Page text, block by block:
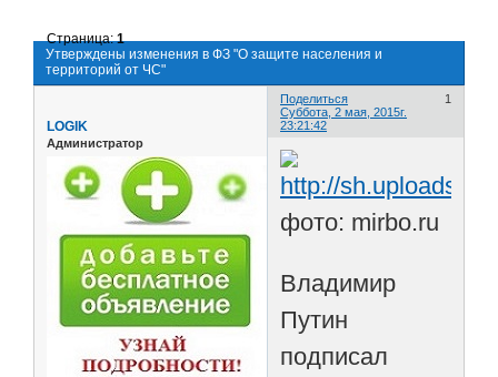
Утверждены изменения в ФЗ "О защите населения и
территорий от ЧС"
Страница:1
Поделиться
1
Суббота, 2 мая, 2015г.
23:21:42
LOGIK
Администратор
фото: mirbo.ru
Владимир
Путин
подписал